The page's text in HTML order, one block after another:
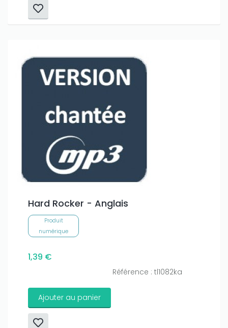
Hard Rocker - Anglais
Produit
numérique
1,39 €
Référence : tl1082ka
Ajouter au panier